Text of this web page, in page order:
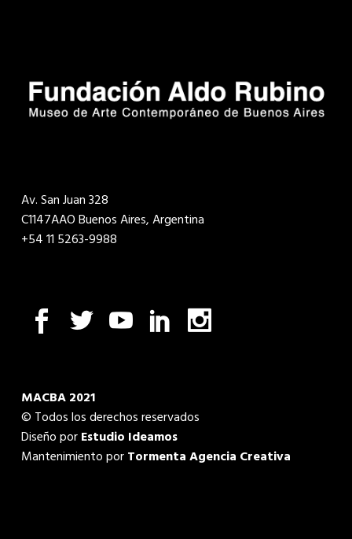
Av. San Juan 328
C1147AAO Buenos Aires, Argentina
+54 11 5263-9988
MACBA 2021
© Todos los derechos reservados
Diseño porEstudio Ideamos
Mantenimiento porTormenta Agencia Creativa